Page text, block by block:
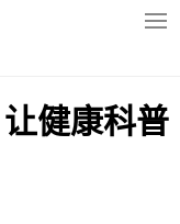
健康科普